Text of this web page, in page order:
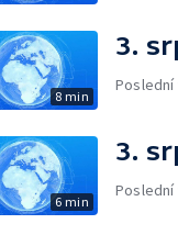
8 min
3.
6 min
3.